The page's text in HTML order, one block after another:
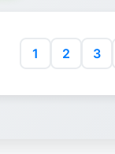
1 2 3